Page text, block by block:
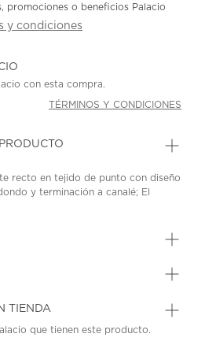
promociones o beneficios Palacio
y condiciones
con esta compra.
TÉRMINOS Y CONDICIONES
recto en tejido de punto con diseño
y terminación a canalé; El
TIENDA
que tienen este producto.